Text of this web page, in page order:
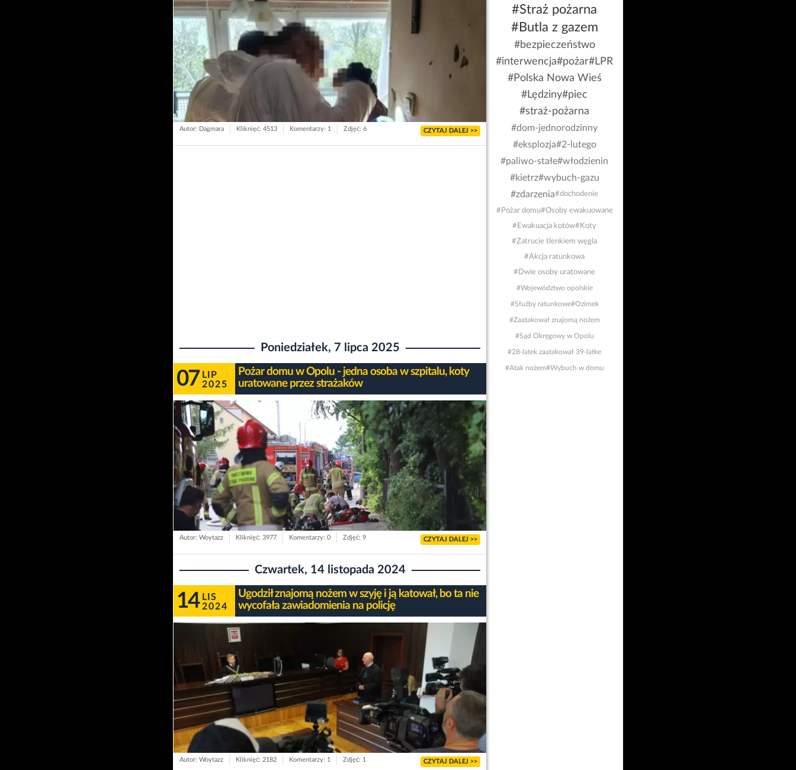
Autor: Dagmara Kliknięć: 4513 Komentarzy: 1 Zdjęć: 6 CZYTAJ DALEJ >>
Poniedziałek, 7 lipca 2025
07 LIP
2025
Pożar domu w Opolu - jedna osoba w szpitalu, koty
uratowane przez strażaków
Autor: Woytazz Kliknięć: 3977 Komentarzy: 0 Zdjęć: 9 CZYTAJ DALEJ >>
Czwartek, 14 listopada 2024
14 LIS
2024
Ugodził znajomą nożem w szyję i ją katował, bo ta nie
wycofała zawiadomienia na policję
Autor: Woytazz Kliknięć: 2182 Komentarzy: 1 Zdjęć: 1 CZYTAJ DALEJ >>
#Straż pożarna
#Butla z gazem
#bezpieczeństwo
#interwencja#pożar#LPR
#Polska Nowa Wieś
#Lędziny#piec
#straż-pożarna
#dom-jednorodzinny
#eksplozja#2-lutego
#paliwo-stałe#włodzienin
#kietrz#wybuch-gazu
#zdarzenia#dochodenie
#Pożar domu#Osoby ewakuowane
#Ewakuacja kotów#Koty
#Zatrucie tlenkiem węgla
#Akcja ratunkowa
#Dwie osoby uratowane
#Województwo opolskie
#Służby ratunkowe#Ozimek
#Zaatakował znajomą nożem
#Sąd Okręgowy w Opolu
#28-latek zaatakował 39-latke
#Atak nożem#Wybuch w domu